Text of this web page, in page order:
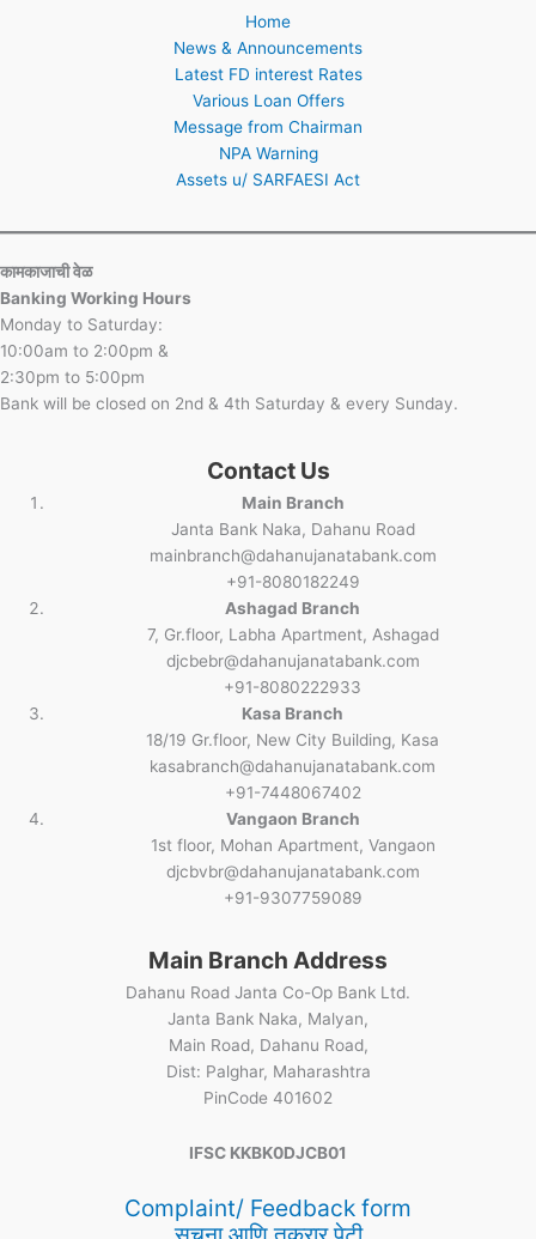
Home
News & Announcements
Latest FD interest Rates
Various Loan Offers
Message from Chairman
NPA Warning
Assets u/ SARFAESI Act
कामकाजाची वेळ
Banking Working Hours
Monday to Saturday:
10:00am to 2:00pm &
2:30pm to 5:00pm
Bank will be closed on 2nd & 4th Saturday & every Sunday.
Contact Us
Main Branch
Janta Bank Naka, Dahanu Road
mainbranch@dahanujanatabank.com
+91-8080182249
Ashagad Branch
7, Gr.floor, Labha Apartment, Ashagad
djcbebr@dahanujanatabank.com
+91-8080222933
Kasa Branch
18/19 Gr.floor, New City Building, Kasa
kasabranch@dahanujanatabank.com
+91-7448067402
Vangaon Branch
1st floor, Mohan Apartment, Vangaon
djcbvbr@dahanujanatabank.com
+91-9307759089
Main Branch Address
Dahanu Road Janta Co-Op Bank Ltd.
Janta Bank Naka, Malyan,
Main Road, Dahanu Road,
Dist: Palghar, Maharashtra
PinCode 401602
IFSC KKBK0DJCB01
Complaint/ Feedback form